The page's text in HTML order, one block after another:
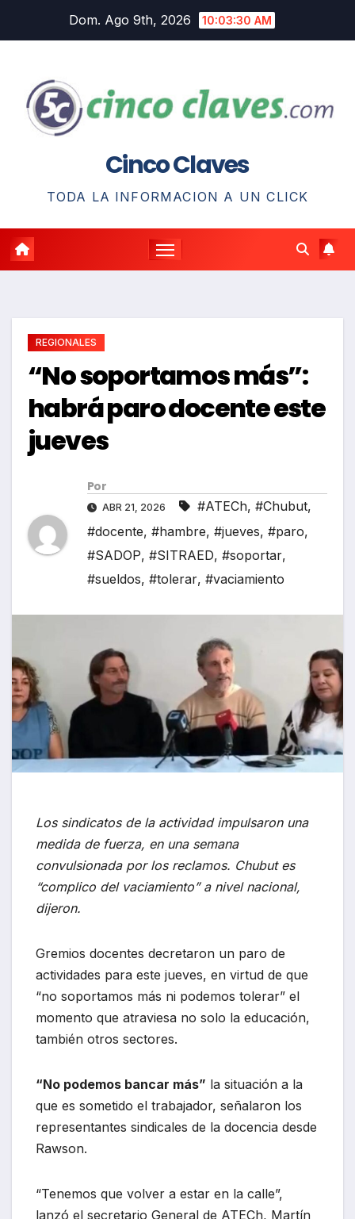
Dom. Ago 9th, 2026 10:03:31 AM
Cinco Claves
TODA LA INFORMACION A UN CLICK
REGIONALES
“No soportamos más”:
habrá paro docente este
jueves
Por
ABR 21, 2026 #ATECh, #Chubut,
#docente, #hambre, #jueves, #paro,
#SADOP, #SITRAED, #soportar,
#sueldos, #tolerar, #vaciamiento
Los sindicatos de la actividad impulsaron una
medida de fuerza, en una semana
convulsionada por los reclamos. Chubut es
“complico del vaciamiento” a nivel nacional,
dijeron.
Gremios docentes decretaron un paro de
actividades para este jueves, en virtud de que
“no soportamos más ni podemos tolerar” el
momento que atraviesa no solo la educación,
también otros sectores.
“No podemos bancar más” la situación a la
que es sometido el trabajador, señalaron los
representantes sindicales de la docencia desde
Rawson.
“Tenemos que volver a estar en la calle”,
lanzó el secretario General de ATECh, Martín